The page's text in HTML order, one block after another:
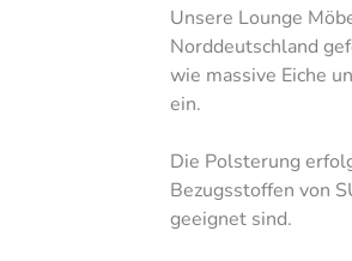
Unsere Lounge
Norddeutschland
wie massive Eiche
ein.
Die Polsterung
Bezugsstoffen von
geeignet sind.